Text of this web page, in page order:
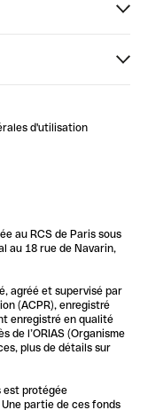
d'utilisation
au RCS de Paris sous
au 18 rue de Navarin,
agréé et supervisé par
(ACPR), enregistré
enregistré en qualité
de l’ORIAS (Organisme
plus de détails sur
est protégée
partie de ces fonds